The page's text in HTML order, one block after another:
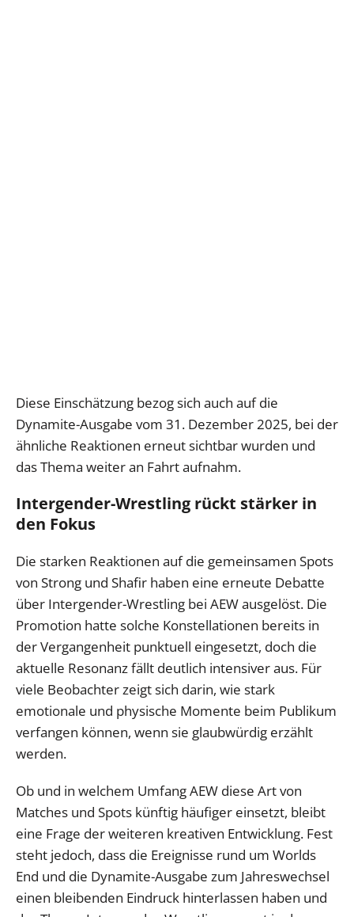
Diese Einschätzung bezog sich auch auf die
Dynamite-Ausgabe vom 31. Dezember 2025, bei der
ähnliche Reaktionen erneut sichtbar wurden und
das Thema weiter an Fahrt aufnahm.
Intergender-Wrestling rückt stärker in
den Fokus
Die starken Reaktionen auf die gemeinsamen Spots
von Strong und Shafir haben eine erneute Debatte
über Intergender-Wrestling bei AEW ausgelöst. Die
Promotion hatte solche Konstellationen bereits in
der Vergangenheit punktuell eingesetzt, doch die
aktuelle Resonanz fällt deutlich intensiver aus. Für
viele Beobachter zeigt sich darin, wie stark
emotionale und physische Momente beim Publikum
verfangen können, wenn sie glaubwürdig erzählt
werden.
Ob und in welchem Umfang AEW diese Art von
Matches und Spots künftig häufiger einsetzt, bleibt
eine Frage der weiteren kreativen Entwicklung. Fest
steht jedoch, dass die Ereignisse rund um Worlds
End und die Dynamite-Ausgabe zum Jahreswechsel
einen bleibenden Eindruck hinterlassen haben und